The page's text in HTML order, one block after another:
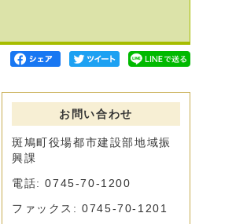
お問い合わせ
斑鳩町役場都市建設部地域振
興課
電話: 0745-70-1200
ファックス: 0745-70-1201